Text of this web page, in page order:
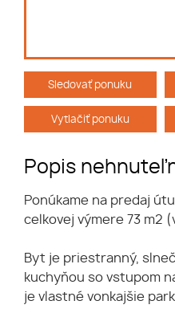
Sledovať ponuku
Vytlačiť ponuku
Popis
Ponúkame na predaj
celkovej výmere 73 m2
Byt je priestranný,
kuchyňou so vstupom
je vlastné vonkajšie